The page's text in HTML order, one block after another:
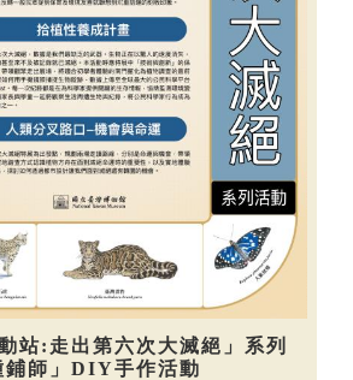
站:走出第六次大滅絕」系列
鋪師」DIY手作活動